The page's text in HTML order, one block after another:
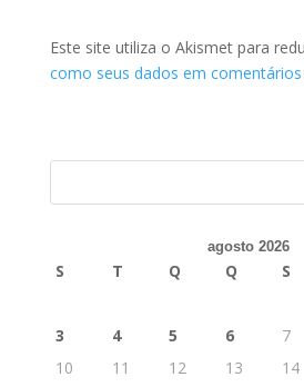
Este site utiliza o Akismet para
como seus dados em
agosto 2026
S T Q Q S
3
4 5 6 7
10
11 12 13 14